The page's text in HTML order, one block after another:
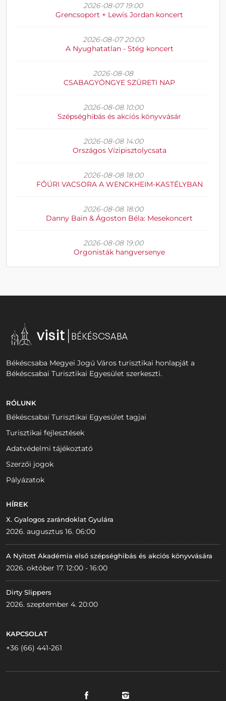
2026-08-07 19:00
Grencsoport + Lewis Jordan koncert
2026-08-07 20:00
A Nyughatatlan - Stég koncert
2026-08-08
CSABAGYÖNGYE SZÜRETI NAP
2026-08-08 10:00
Szépséghibás és akciós könyvvásár
2026-08-08 14:00
Országos Vízipisztolycsata
2026-08-08 18:00
FŐÚRI VACSORA A WENCKHEIM-KASTÉLYBAN
2026-08-08 18:00
Danny Bain & Ágoston Béla: Mesekoncert
2026-08-08 19:00
Orgonisták hangversenye
Békéscsaba Megyei Jogú Város turisztikai honlapját a
Békéscsabai Turisztikai Egyesület szerkeszti.
RÓLUNK
Békéscsabai Turisztikai Egyesület tagjai
Turisztikai fejlesztések
Adatvédelmi tájékoztató
Szerzői jogok
Pályázatok
HÍREK
X. Gyalogos zarándoklat Gyulára
2026. augusztus 16. 06:00
A Nyitott Akadémia első szépséghibás és akciós könyvvására
2026. október 17. 12:00 - 16:00
Dirty Slippers
2026. szeptember 4. 20:00
KAPCSOLAT
+36 (66) 441-261